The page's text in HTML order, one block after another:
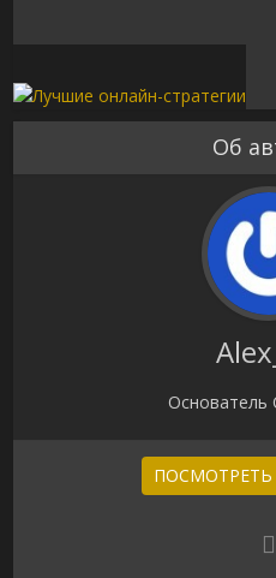
Об
Основатель
ПОСМОТРЕТЬ